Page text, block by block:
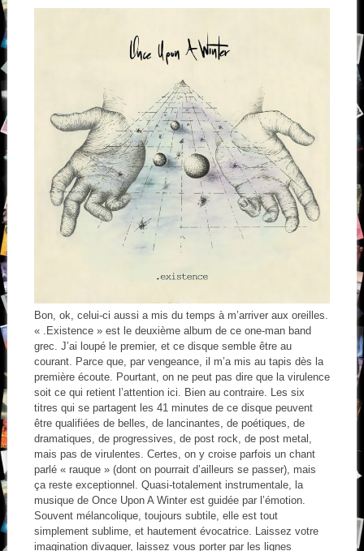
Bon, ok, celui-ci aussi a mis du temps à m’arriver aux oreilles.
« .Existence » est le deuxième album de ce one-man band
grec. J’ai loupé le premier, et ce disque semble être au
courant. Parce que, par vengeance, il m’a mis au tapis dès la
première écoute. Pourtant, on ne peut pas dire que la virulence
soit ce qui retient l’attention ici. Bien au contraire. Les six
titres qui se partagent les 41 minutes de ce disque peuvent
être qualifiées de belles, de lancinantes, de poétiques, de
dramatiques, de progressives, de post rock, de post metal,
mais pas de virulentes. Certes, on y croise parfois un chant
parlé « rauque » (dont on pourrait d’ailleurs se passer), mais
ça reste exceptionnel. Quasi-totalement instrumentale, la
musique de Once Upon A Winter est guidée par l’émotion.
Souvent mélancolique, toujours subtile, elle est tout
simplement sublime, et hautement évocatrice. Laissez votre
imagination divaguer, laissez vous porter par les lignes